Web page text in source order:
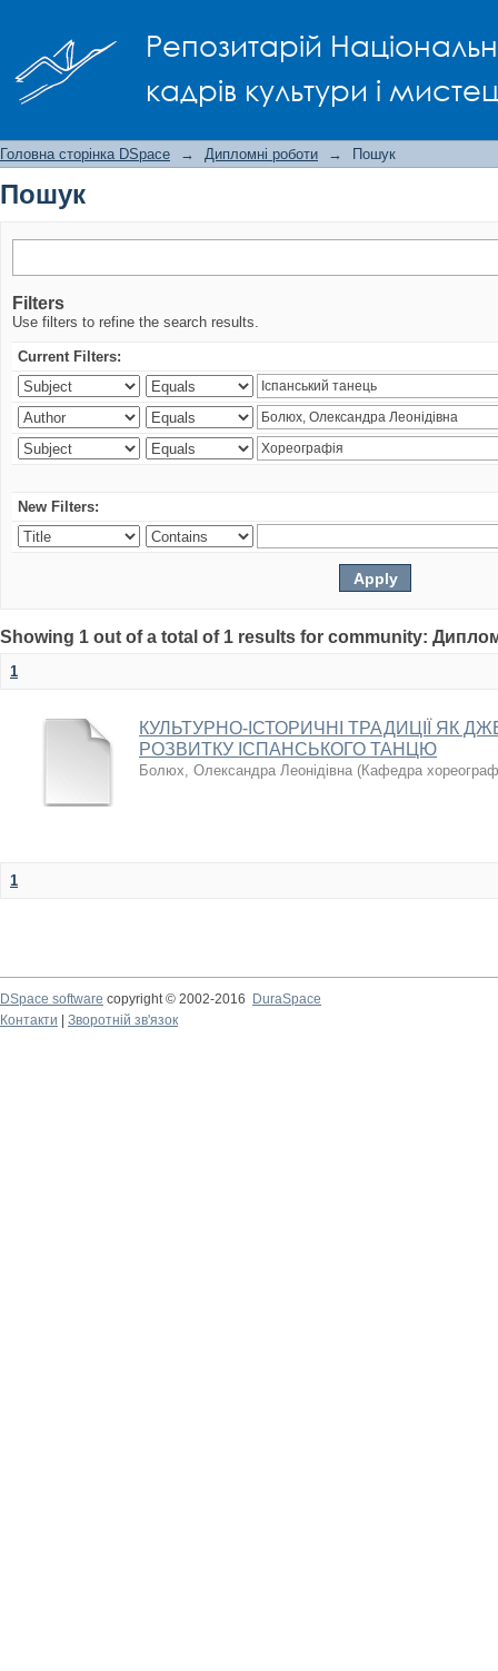
Репозитарій
кадрів культури і
Головна сторінка DSpace → Дипломні роботи → Пошук
Пошук
Filters
Use filters to refine the search results.
Current Filters:
New Filters:
Showing 1 out of a total of 1 results for community:
1
КУЛЬТУРНО-ІСТОРИЧНІ ТРАДИЦІЇ ЯК
РОЗВИТКУ ІСПАНСЬКОГО ТАНЦЮ
Болюх, Олександра Леонідівна (Кафедра
1
DSpace software copyright © 2002-2016
DuraSpace
Контакти
Зворотній зв'язок